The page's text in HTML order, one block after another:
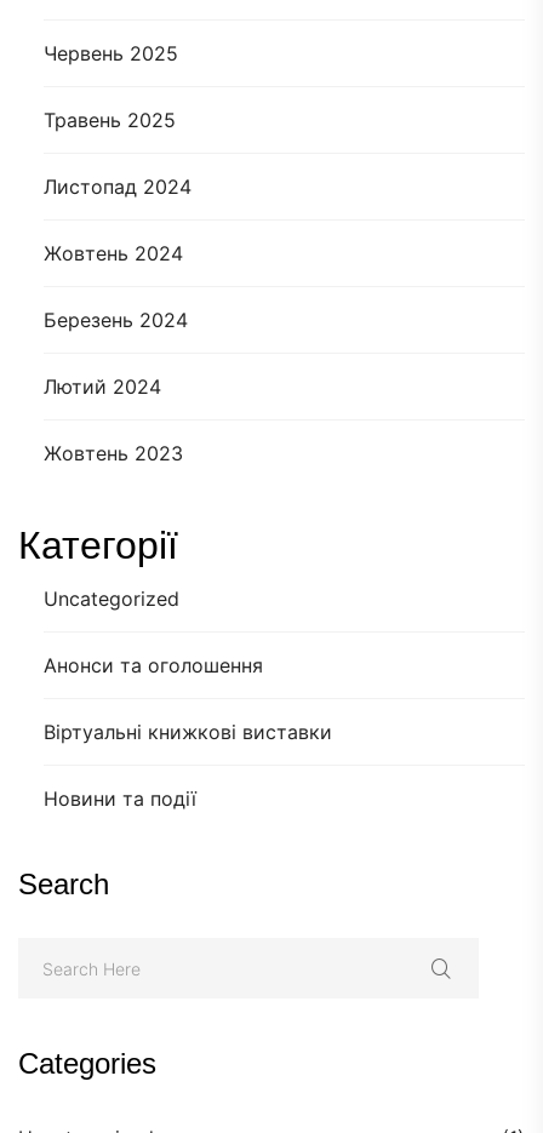
Червень 2025
Травень 2025
Листопад 2024
Жовтень 2024
Березень 2024
Лютий 2024
Жовтень 2023
Категорії
Uncategorized
Анонси та оголошення
Віртуальні книжкові виставки
Новини та події
Search
Categories